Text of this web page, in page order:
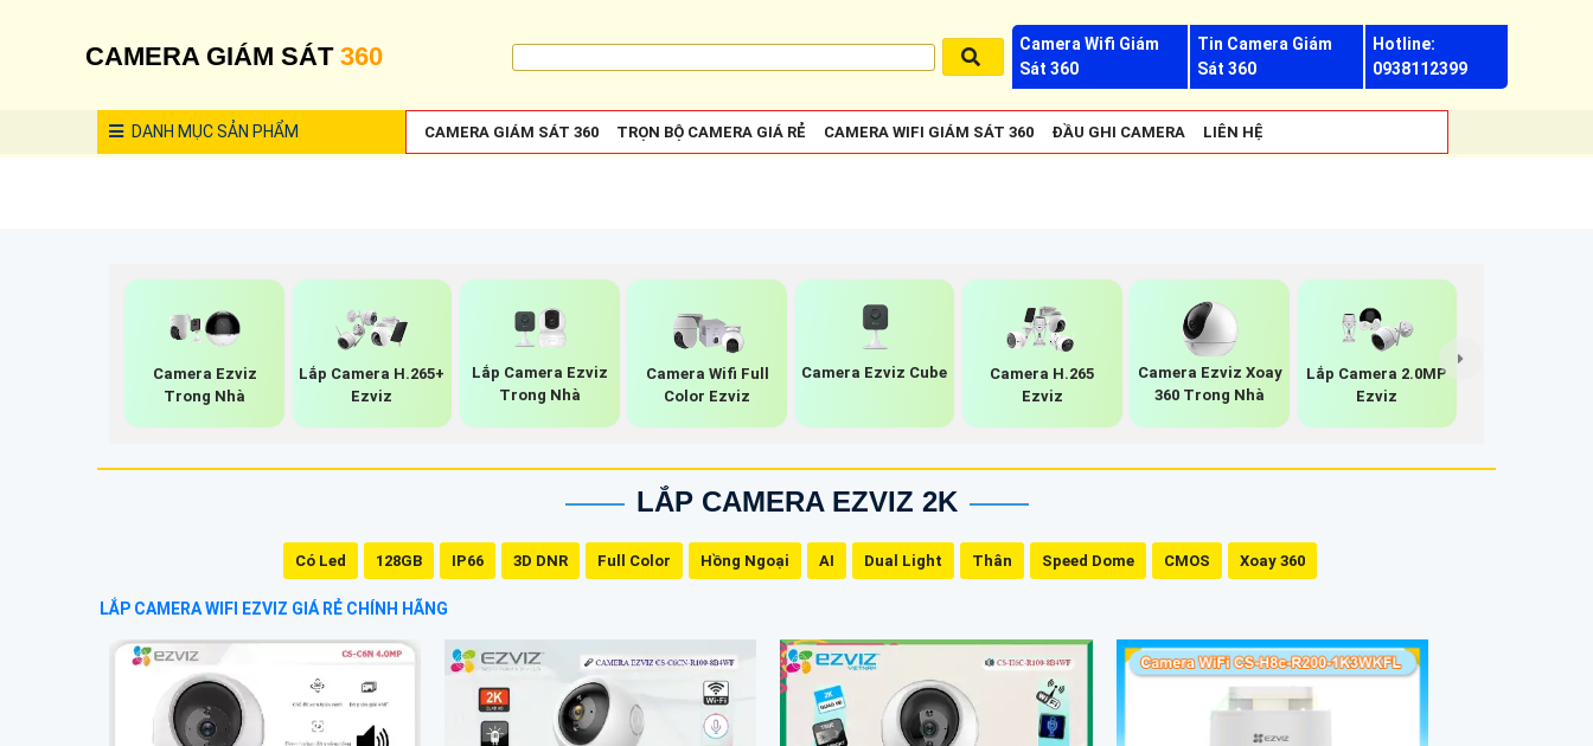
CAMERA GIÁM SÁT 360
Camera Wifi Giám
Sát 360
Tin Camera Giám
Sát 360
Hotline:
0938112399
DANH MỤCSẢN PHẨM CAMERA GIÁM SÁT 360 TRỌN BỘ CAMERA GIÁ RẺ CAMERA WIFI GIÁM SÁT 360 ĐẦU GHI CAMERA LIÊN HỆ
Camera Ezviz
Trong Nhà
Lắp Camera H.265+
Ezviz
Lắp Camera Ezviz
Trong Nhà
Camera Wifi Full
Color Ezviz
Camera Ezviz Cube
Camera H.265
Ezviz
Camera Ezviz Xoay
360 Trong Nhà
Lắp Camera 2.0MP
Ezviz
LẮP CAMERA EZVIZ 2K
Có Led 128GB IP66 3D DNR Full Color Hồng Ngoại AI Dual Light Thân Speed Dome CMOS Xoay 360
LẮP CAMERA WIFI EZVIZ GIÁ RẺ CHÍNH HÃNG